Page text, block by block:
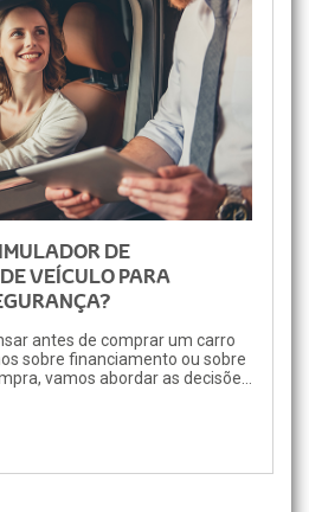
DE
VEÍCULO PARA
antes de comprar um carro
sobre financiamento ou sobre
vamos abordar as decisões
em sua garagem.